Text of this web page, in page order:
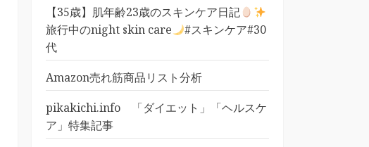
【35歳】肌年齢23歳のスキンケア日記
旅行中のnight skin care
#スキンケア#30
代
Amazon売れ筋商品リスト分析
pikakichi.info 「ダイエット」「ヘルスケ
ア」特集記事